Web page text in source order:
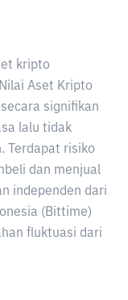
kripto
Aset Kripto
signifikan
lalu tidak
Terdapat risiko
dan menjual
independen dari
(Bittime)
fluktuasi dari